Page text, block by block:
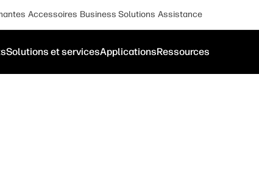
Accessoires Business Solutions Assistance
Solutions et servicesApplicationsRessources